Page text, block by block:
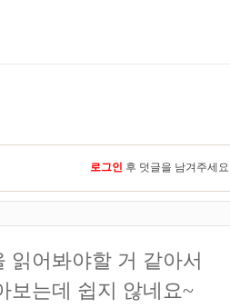
로그인 후 덧글을 남겨주세요
읽어봐야할 거 같아서
보는데 쉽지 않네요~